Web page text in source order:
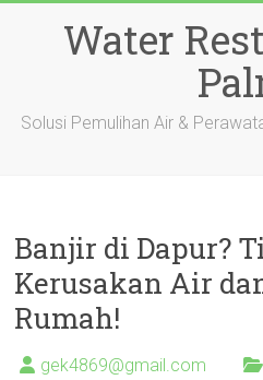
Water
Solusi Pemulihan Air &
Banjir di Dapur?
Kerusakan Air
Rumah!
gek4869@gmail.com